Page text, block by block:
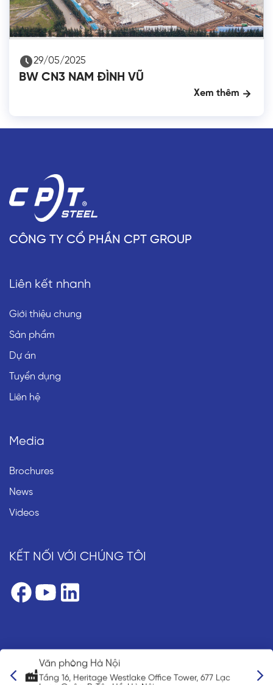
29/05/2025
BW CN3 NAM ĐÌNH VŨ
Xem thêm
CÔNG TY CỔ PHẦN CPT GROUP
Liên kết nhanh
Giới thiệu chung
Sản phẩm
Dự án
Tuyển dụng
Liên hệ
Media
Brochures
News
Videos
KẾT NỐI VỚI CHÚNG TÔI
Hà Nội
Heritage Westlake Office Tower, 677 Lạc
3-3-5